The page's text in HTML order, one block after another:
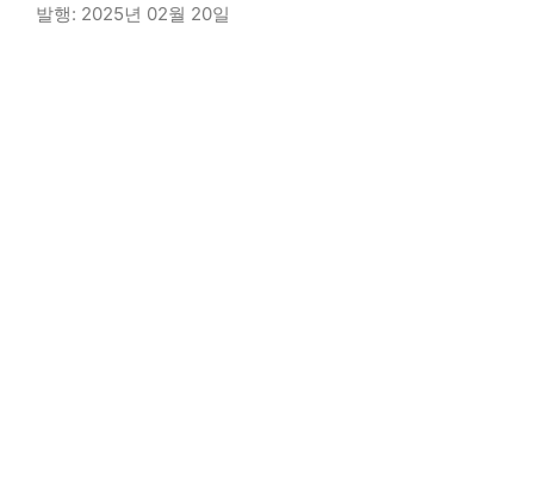
2025년 02월 20일